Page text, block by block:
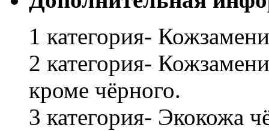
1 категория-
2 категория-
кроме чёрного.
3 категория- Экокожа